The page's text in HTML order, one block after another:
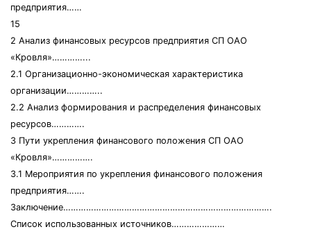
предприятия……
15
2 Анализ финансовых ресурсов предприятия СП ОАО
«Кровля»…………...
2.1 Организационно-экономическая характеристика
организации…………..
2.2 Анализ формирования и распределения финансовых
ресурсов………….
3 Пути укрепления финансового положения СП ОАО
«Кровля»…………….
3.1 Мероприятия по укрепления финансового положения
предприятия…….
Заключение……………………………………………………………………….
Список использованных источников…………………